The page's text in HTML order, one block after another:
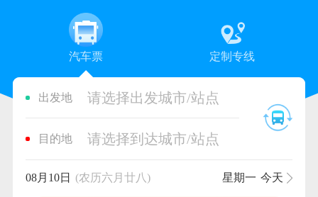
汽车票 定制专线
出发地 请选择出发城市/站点
目的地 请选择到达城市/站点
08月10日 (农历六月廿八) 星期一 今天